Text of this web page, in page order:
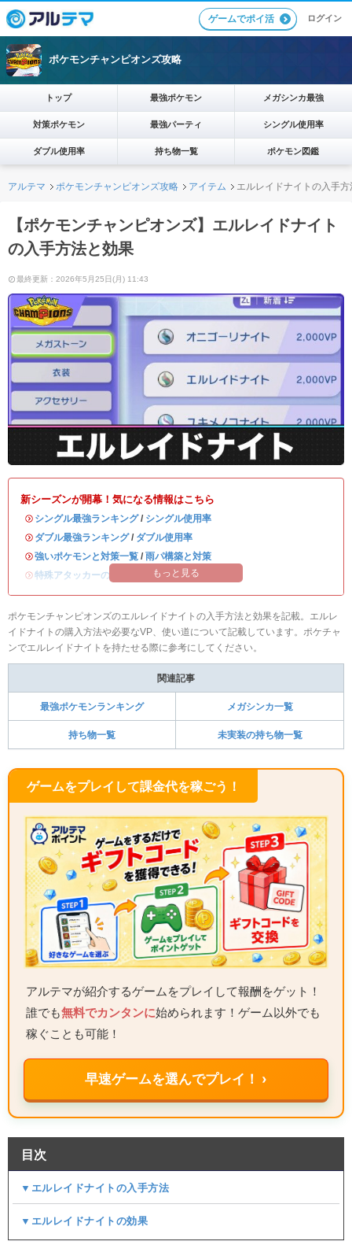
ゲームでポイ活 ログイン
ポケモンチャンピオンズ攻略
トップ 最強ポケモン メガシンカ最強
対策ポケモン 最強パーティ シングル使用率
ダブル使用率 持ち物一覧 ポケモン図鑑
アルテマ ポケモンチャンピオンズ攻略 アイテム エルレイドナイトの入手
【ポケモンチャンピオンズ】エルレイドナイト
の入手方法と効果
最終更新：2026年5月25日(月) 11:43
新シーズンが開幕！気になる情報はこちら
・ シングル最強ランキング/ シングル使用率
・ ダブル最強ランキング/ ダブル使用率
・強いポケモンと対策一覧 / 雨パ構築と対策
・特殊アタッカーのおすすめランキング
もっと見る
ポケモンチャンピオンズのエルレイドナイトの入手方法と効果を記載。エルレ
イドナイトの購入方法や必要なVP、使い道について記載しています。ポケチャ
ンでエルレイドナイトを持たせる際に参考にしてください。
関連記事
最強ポケモンランキング メガシンカ一覧
持ち物一覧 未実装の持ち物一覧
ゲームをプレイして課金代を稼ごう！
アルテマが紹介するゲームをプレイして報酬をゲット！
誰でも無料でカンタンに始められます！ゲーム以外でも
稼ぐことも可能！
早速ゲームを選んでプレイ！ ›
目次
▼エルレイドナイトの入手方法
▼エルレイドナイトの効果